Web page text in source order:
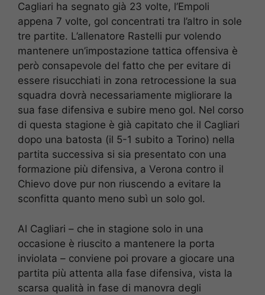
Cagliari ha segnato già 23 volte, l’Empoli
appena 7 volte, gol concentrati tra l’altro in sole
tre partite. L’allenatore Rastelli pur volendo
mantenere un’impostazione tattica offensiva è
però consapevole del fatto che per evitare di
essere risucchiati in zona retrocessione la sua
squadra dovrà necessariamente migliorare la
sua fase difensiva e subire meno gol. Nel corso
di questa stagione è già capitato che il Cagliari
dopo una batosta (il 5-1 subito a Torino) nella
partita successiva si sia presentato con una
formazione più difensiva, a Verona contro il
Chievo dove pur non riuscendo a evitare la
sconfitta quanto meno subì un solo gol.
Al Cagliari – che in stagione solo in una
occasione è riuscito a mantenere la porta
inviolata – conviene poi provare a giocare una
partita più attenta alla fase difensiva, vista la
scarsa qualità in fase di manovra degli